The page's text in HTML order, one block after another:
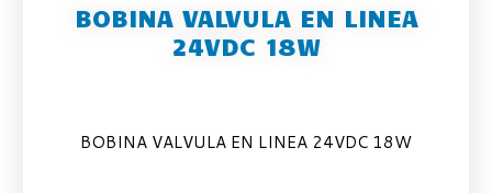
BOBINA VALVULA EN LINEA
24VDC 18W
BOBINA VALVULA EN LINEA 24VDC 18W